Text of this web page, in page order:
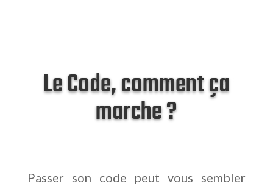
Le Code, comment ça
marche ?
Passer son code peut vous sembler